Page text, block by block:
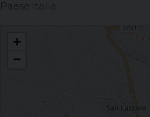
Paese: Italia
TRIDUO PASQUALE DEL VESCOVO - Ore
Morto e della Madonna Addolorata nella
+
−